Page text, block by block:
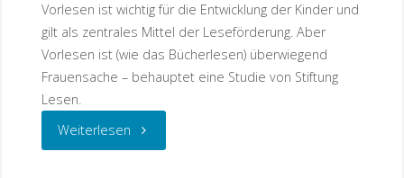
Vorlesen ist wichtig für die Entwicklung der Kinder und
gilt als zentrales Mittel der Leseförderung. Aber
Vorlesen ist (wie das Bücherlesen) überwiegend
Frauensache – behauptet eine Studie von Stiftung
Lesen.
Weiterlesen"Vorlesende